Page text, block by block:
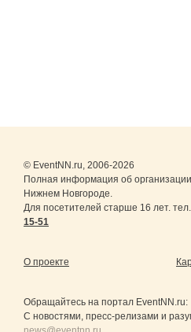
© EventNN.ru, 2006-2026
Полная информация об
Нижнем Новгороде.
Для посетителей старше 16 лет. тел.
15-51
О проекте
Обращайтесь на портал EventNN.ru:
С новостями, пресс-релизами и